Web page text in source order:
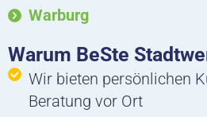
Warburg
Warum BeSte
Wir bieten persönlichen
Beratung vor Ort